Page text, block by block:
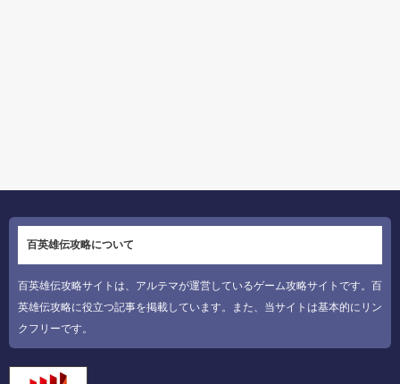
百英雄伝攻略について
百英雄伝攻略サイトは、アルテマが運営しているゲーム攻略サイトです。百
英雄伝攻略に役立つ記事を掲載しています。また、当サイトは基本的にリン
クフリーです。